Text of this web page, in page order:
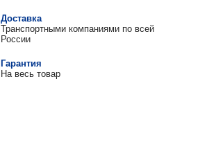
Доставка
Транспортными компаниями по всей
России
Гарантия
На весь товар